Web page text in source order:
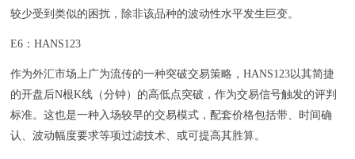
较少受到类似的困扰，除非该品种的波动性水平发生巨变。
E6：HANS123
作为外汇市场上广为流传的一种突破交易策略，HANS123以其简捷
的开盘后N根K线（分钟）的高低点突破，作为交易信号触发的评判
标准。这也是一种入场较早的交易模式，配套价格包括带、时间确
认、波动幅度要求等项过滤技术、或可提高其胜算。